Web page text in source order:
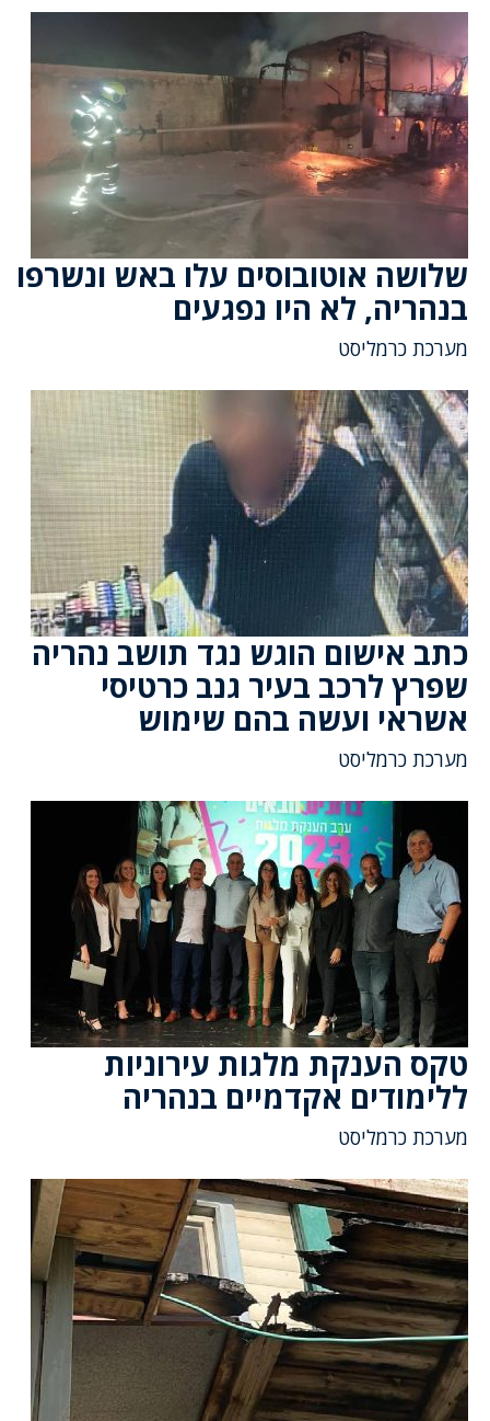
שלושה אוטובוסים עלו באש ונשרפו
בנהריה, לא היו נפגעים
מערכת כרמליסט
כתב אישום הוגש נגד תושב נהריה
שפרץ לרכב בעיר גנב כרטיסי
אשראי ועשה בהם שימוש
מערכת כרמליסט
טקס הענקת מלגות עירוניות
ללימודים אקדמיים בנהריה
מערכת כרמליסט